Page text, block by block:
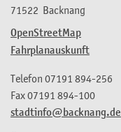
71522 Backnang
OpenStreetMap
Fahrplanauskunft
stadtinfo@backnang.de
Telefon 07191 894-256
Fax07191 894-100